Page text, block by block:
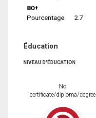
80+
Pourcentage
2.7
Éducation
NIVEAU D'ÉDUCATION
No
certificate/diploma/degree